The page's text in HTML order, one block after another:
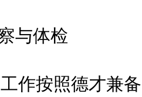
体检
按照德才兼备